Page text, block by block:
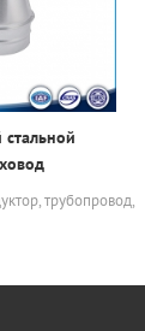
трубопровод,